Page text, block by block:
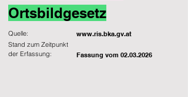
Ortsbildgesetz
Quelle: www.ris.bka.gv.at
Fassung vom 02.03.2026
Stand zum Zeitpunkt
der Erfassung: